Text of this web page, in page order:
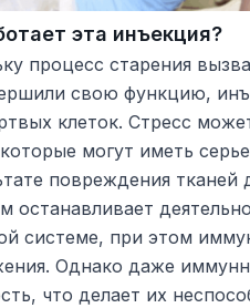
эта инъекция?
процесс старения
свою функцию,
клеток. Стресс
могут иметь
повреждения тканей
останавливает
системе, при этом
Однако даже
что делает их